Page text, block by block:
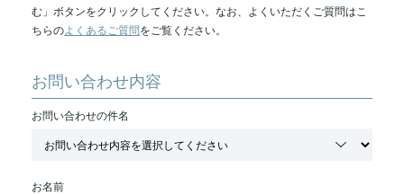
む」ボタンをクリックしてください。なお、よくいただくご質問はこ
ちらのよくあるご質問をご覧ください。
お問い合わせ内容
お問い合わせの件名
お名前